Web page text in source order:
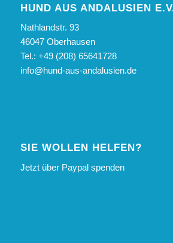
HUND AUS ANDALUSIEN E.V.
Nathlandstr. 93
46047 Oberhausen
Tel.: +49 (208) 65641728
info@hund-aus-andalusien.de
SIE WOLLEN HELFEN?
Jetzt über Paypal spenden